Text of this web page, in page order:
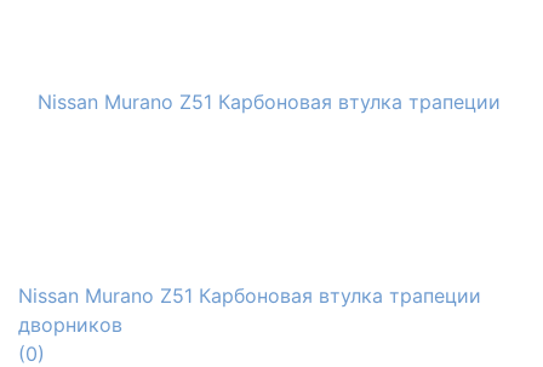
Nissan Murano Z51 Карбоновая втулка трапеции
дворников
(0)